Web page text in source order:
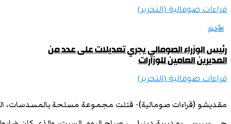
قراءات صومالية (التحرير)
الأخبار
رئيس الوزراء الصومالي يجري تعديلات على عدد من
المديرين العامين للوزارات
قراءات صومالية (التحرير)
مقديشو (قراءات صومالية)- قتلت مجموعة مسلحة بالمسدسات،